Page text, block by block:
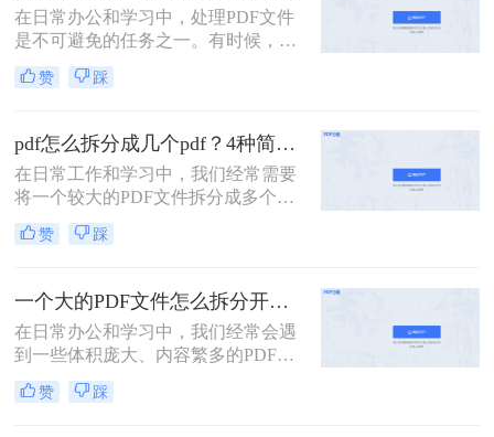
在日常办公和学习中，处理PDF文件
是不可避免的任务之一。有时候，我
们需要从一份PDF文件中提取出某一
部分内容，以便与他人分享或用于其
出来呢？本文将介绍三种将PDF的一
部分拆分出来的方法。
赞 踩
pdf怎么拆分成几个pdf？4种简单方法分享~
在日常工作和学习中，我们经常需要
将一个较大的PDF文件拆分成多个较
小的PDF文件，以便于管理和分享。
那么pdf怎么拆分成几个pdf呢？以下
法，帮助用户轻松完成拆分任务。
赞 踩
一个大的PDF文件怎么拆分开成几个文件？这三种PDF拆分方法轻松搞定！
在日常办公和学习中，我们经常会遇
到一些体积庞大、内容繁多的PDF文
件。这些文件可能包含多个章节、报
告或文档，但出于某种需要，我们可
赞 踩